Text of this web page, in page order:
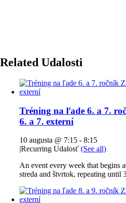
Related Udalosti
Tréning na ľade 6. a 7.
6. a 7. externí
10 augusta @ 7:15 - 8:15
|Recurring Udalosť (See all)
An event every week that begins
streda and štvrtok, repeating until